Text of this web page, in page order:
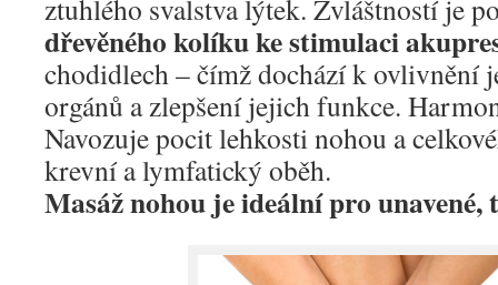
ztuhlého svalstva lýtek. Zvláštností je
dřevěného kolíku ke stimulaci
chodidlech – čímž dochází k
orgánů a zlepšení jejich funkce.
Navozuje pocit lehkosti nohou a
krevní a lymfatický oběh.
Masáž nohou je ideální pro unavené,